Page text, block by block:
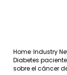
Home Industry
Diabetes
sobre el cáncer